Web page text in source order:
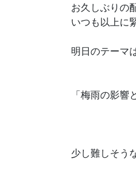
お久しぶりの
いつも以上に
明日のテー
「梅雨の影響
少し難しそう